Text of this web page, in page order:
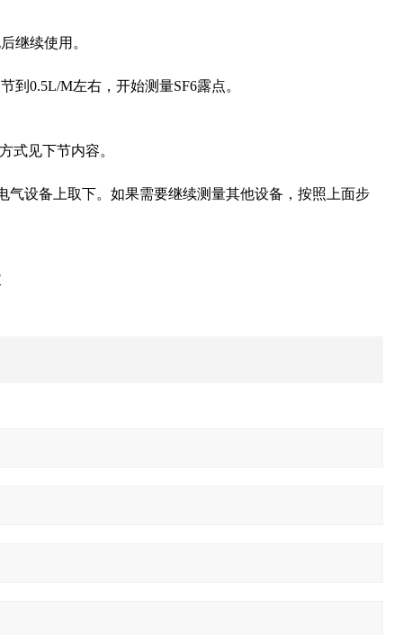
继续使用。
0.5L/M左右，开始测量SF6露点。
式见下节内容。
设备上取下。如果需要继续测量其他设备，按照上面步